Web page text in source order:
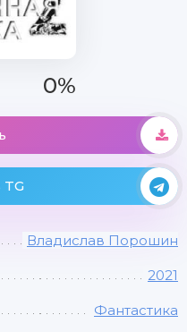
0%
TG
Владислав Порошин
2021
Фантастика